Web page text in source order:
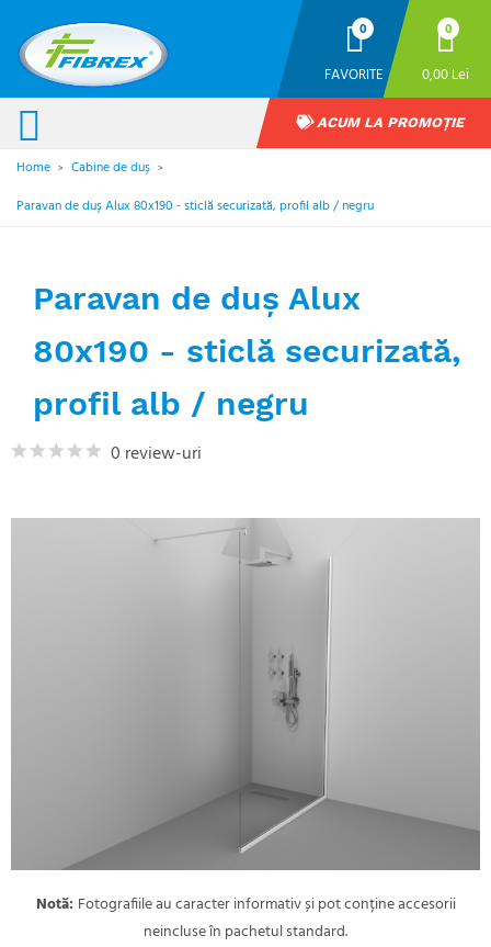
FAVORITE
0 0
0,00 Lei
ACUM LA PROMOȚIE
Home > Cabine de duș >
Paravan de duș Alux 80x190 - sticlă securizată, profil alb / negru
Paravan de duș Alux
80x190 - sticlă securizată,
profil alb / negru
0 review-uri
Notă: Fotografiile au caracter informativ și pot conține accesorii
neincluse în pachetul standard.